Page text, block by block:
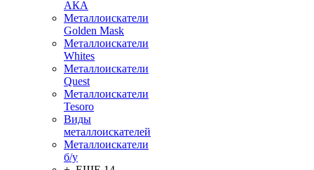
АКА
Металлоискатели
Golden Mask
Металлоискатели
Whites
Металлоискатели
Quest
Металлоискатели
Tesoro
Виды
металлоискателей
Металлоискатели
б/у